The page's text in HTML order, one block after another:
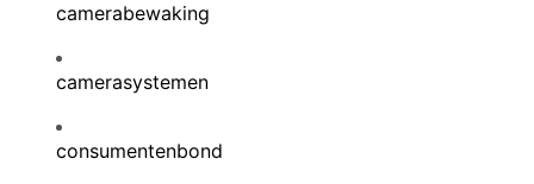
camerabewaking
camerasystemen
consumentenbond